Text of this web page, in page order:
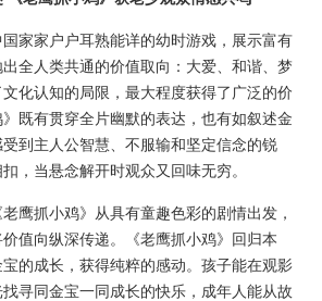
家户户耳熟能详的幼时游戏，展示富有
全人类共通的价值取向：大爱、和谐、梦
化认知的局限，最大程度获得了广泛的价
既有贯穿全片幽默的表达，也有如叙述金
到主人公智慧、不服输和坚定信念的锐
，当悬念解开时观众又回味无穷。
抓小鸡》从具有童趣色彩的剧情出发，
值向纵深传递。《老鹰抓小鸡》回归本
的成长，获得纯粹的感动。孩子能在观影
寻同金宝一同成长的快乐，成年人能从故